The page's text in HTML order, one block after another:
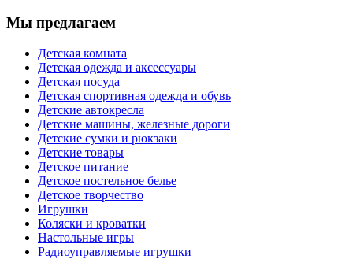
Мы предлагаем
Детская комната
Детская одежда и аксессуары
Детская посуда
Детская спортивная одежда и обувь
Детские автокресла
Детские машины, железные дороги
Детские сумки и рюкзаки
Детские товары
Детское питание
Детское постельное белье
Детское творчество
Игрушки
Коляски и кроватки
Настольные игры
Радиоуправляемые игрушки